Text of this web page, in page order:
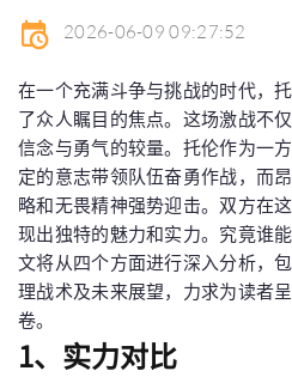
2026-06-09 09:27:52
在一个充满斗争与挑战的时代，
了众人瞩目的焦点。这场激战不
信念与勇气的较量。托伦作为一
定的意志带领队伍奋勇作战，而
略和无畏精神强势迎击。双方在
现出独特的魅力和实力。究竟谁
文将从四个方面进行深入分析，
理战术及未来展望，力求为读者
卷。
1、实力对比